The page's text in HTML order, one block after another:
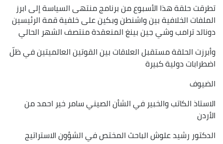
تطرقت حلقة هذا الأسبوع من برنامج منتهى السياسة إلى ابرز
الملفات الخلافية بين واشنطن وبكين على خلفية قمة الرئيسين
دونالد ترامب وشي جين بينغ المنعقدة منتصف الشهر الحالي
وأبرزت الحلقة مستقبل العلاقات بين القوتين العالميتين في ظلّ
اضطرابات دولية كبيرة
الضيوف
الاستاذ الكاتب والخبير في الشأن الصيني سامر خير احمد من
الأردن
الدكتور رشيد علوش الباحث المختص في الشؤون الاستراتيج